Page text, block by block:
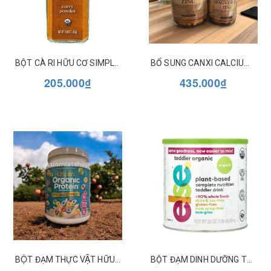
BỘT CÀ RI HỮU CƠ SIMPLY ORGANIC CURRY POWDER
205.000₫ 435.000₫
BỘT ĐẠM DINH DƯỠNG TOÀN PHẦN HỮU CƠ CHO TRẺ TỪ 1 TUỔI ELSE